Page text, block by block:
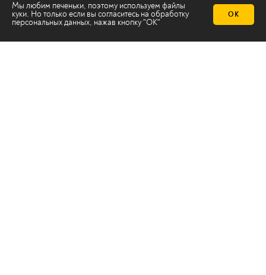
Мы любим печеньки, поэтому используем файлы
куки. Но только если вы согласитесь на обработку
персональных данных, нажав кнопку "ОК"
ОК